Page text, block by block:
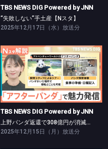
TBS NEWS DIG Powered by JNN
“失敗しない”手土産【Nスタ】
2025年12月17日（水）放送分
TBS NEWS DIG Powered by JNN
上野パンダ返還で308億円が消滅危機？【Nスタ】
TBS NEWS DIG Powered by JNN
上野パンダ返還で308億円が消滅危機？【Nスタ】
2025年12月15日（月）放送分